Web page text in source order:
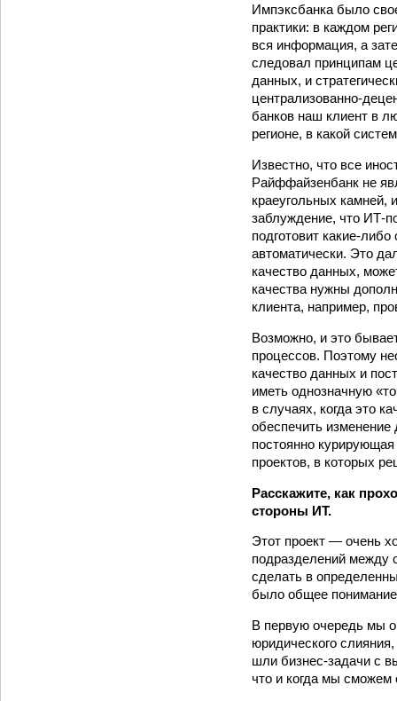
Импэксбанка было
практики: в каждом
вся информация, а
следовал принципам
данных, и
централизованно-
банков наш клиент в
регионе, в какой
Известно, что все
Райффайзенбанк не
краеугольных камней,
заблуждение, что ИТ-
подготовит какие-
автоматически. Это
качество данных,
качества нужны
клиента, например,
Возможно, и это
процессов. Поэтому
качество данных и
иметь однозначную
в случаях, когда это
обеспечить изменение
постоянно
проектов, в которых
Расскажите, как
стороны ИТ.
Этот проект — очень
подразделений между
сделать в
было общее
В первую очередь мы
юридического
шли бизнес-задачи с
что и когда мы сможем